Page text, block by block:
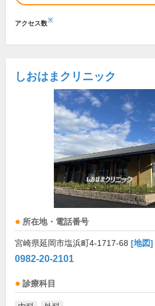
アクセス数※
しおはまクリニック
所在地・電話番号
宮崎県延岡市塩浜町4-1717-68 [地図]
0982-20-2101
診療科目